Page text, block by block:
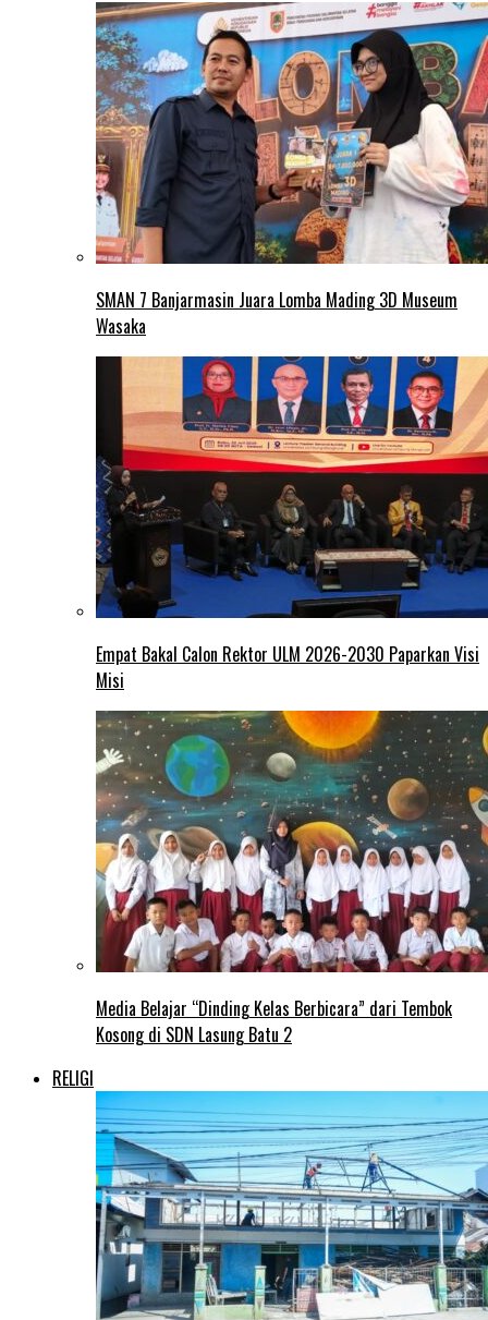
SMAN 7 Banjarmasin Juara Lomba Mading 3D Museum
Wasaka
Empat Bakal Calon Rektor ULM 2026-2030 Paparkan Visi
Misi
Media Belajar “Dinding Kelas Berbicara” dari Tembok
Kosong di SDN Lasung Batu 2
RELIGI